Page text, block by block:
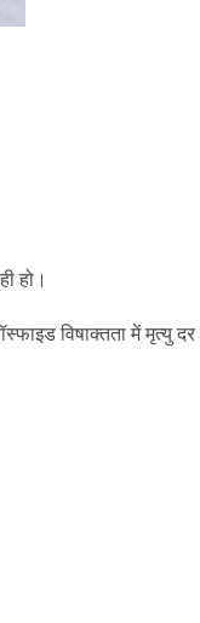
हो।
विषाक्तता में मृत्यु दर